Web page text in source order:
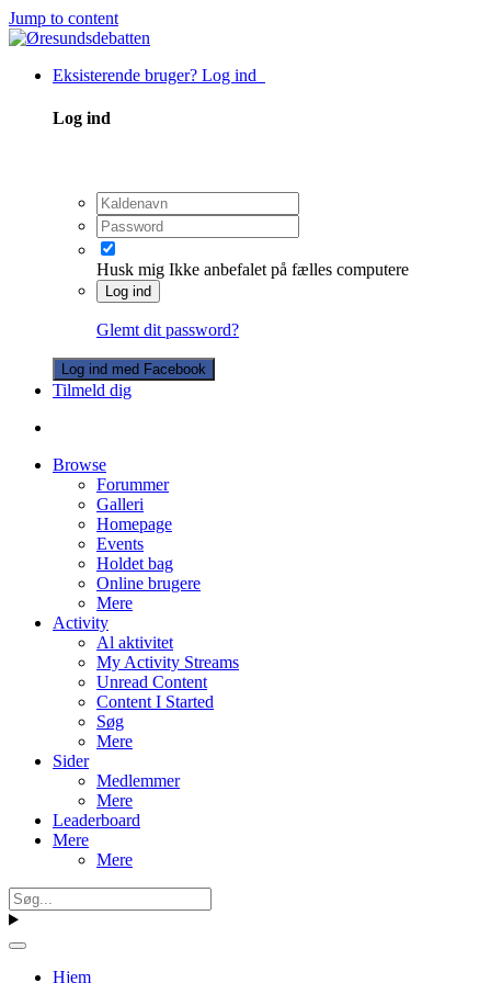
Jump to content
Eksisterende bruger? Log ind
Log ind
Husk mig Ikke anbefalet på fælles computere
Log ind
Glemt dit password?
Log ind med Facebook
Tilmeld dig
Browse
Forummer
Galleri
Homepage
Events
Holdet bag
Online brugere
Mere
Activity
Al aktivitet
My Activity Streams
Unread Content
Content I Started
Søg
Mere
Sider
Medlemmer
Mere
Leaderboard
Mere
Mere
Hjem